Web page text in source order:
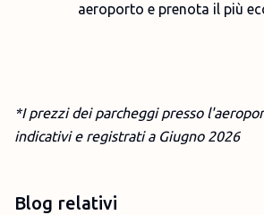
aeroporto e prenota il più
*I prezzi dei parcheggi presso
indicativi e registrati a Giugno 2026
Blog relativi